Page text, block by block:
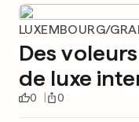
LUXEMBOURG/
Des
de luxe
0 0